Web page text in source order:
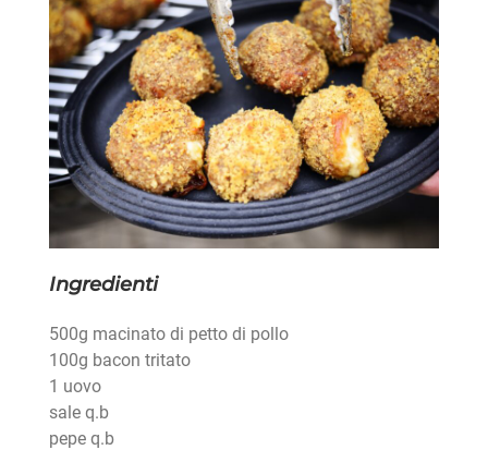
Ingredienti
500g macinato di petto di pollo
100g bacon tritato
1 uovo
sale q.b
pepe q.b